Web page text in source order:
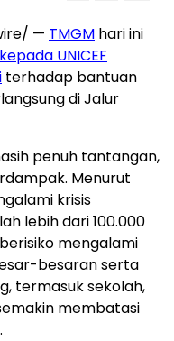
— TMGM hari ini
kepada UNICEF
terhadap bantuan
di Jalur
penuh tantangan,
Menurut
krisis
lebih dari 100.000
mengalami
besaran serta
termasuk sekolah,
membatasi